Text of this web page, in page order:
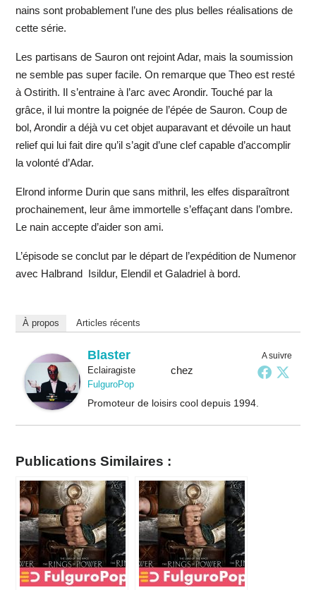
nains sont probablement l’une des plus belles réalisations de
cette série.
Les partisans de Sauron ont rejoint Adar, mais la soumission
ne semble pas super facile. On remarque que Theo est resté
à Ostirith. Il s’entraine à l’arc avec Arondir. Touché par la
grâce, il lui montre la poignée de l’épée de Sauron. Coup de
bol, Arondir a déjà vu cet objet auparavant et dévoile un haut
relief qui lui fait dire qu’il s’agit d’une clef capable d’accomplir
la volonté d’Adar.
Elrond informe Durin que sans mithril, les elfes disparaîtront
prochainement, leur âme immortelle s’effaçant dans l’ombre.
Le nain accepte d’aider son ami.
L’épisode se conclut par le départ de l’expédition de Numenor
avec Halbrand Isildur, Elendil et Galadriel à bord.
À propos Articles récents
A suivre
Blaster
Eclairagistechez
FulguroPop
Promoteur de loisirs cool depuis 1994.
Publications Similaires :